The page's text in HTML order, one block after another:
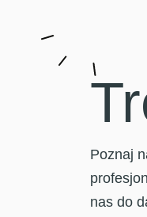
Poznaj
nas do